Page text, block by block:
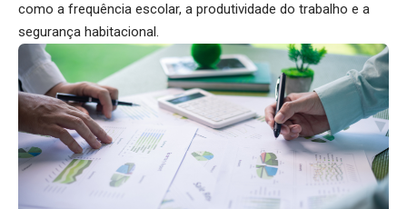
como a frequência escolar, a produtividade do trabalho e a
segurança habitacional.